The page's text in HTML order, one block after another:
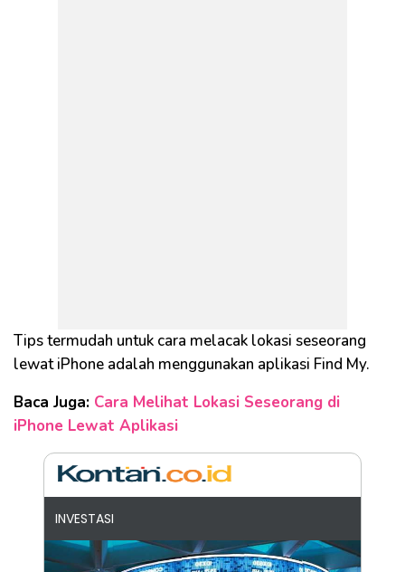
Tips termudah untuk cara melacak lokasi seseorang
lewat iPhone adalah menggunakan aplikasi Find My.
Baca Juga: Cara Melihat Lokasi Seseorang di
iPhone Lewat Aplikasi
INVESTASI